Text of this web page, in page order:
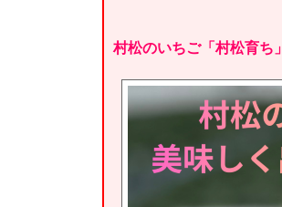
村松のいちご「村松育ち」